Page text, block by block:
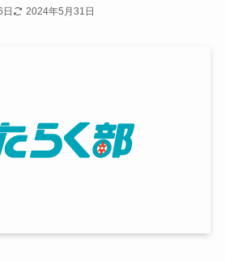
2024年5月31日